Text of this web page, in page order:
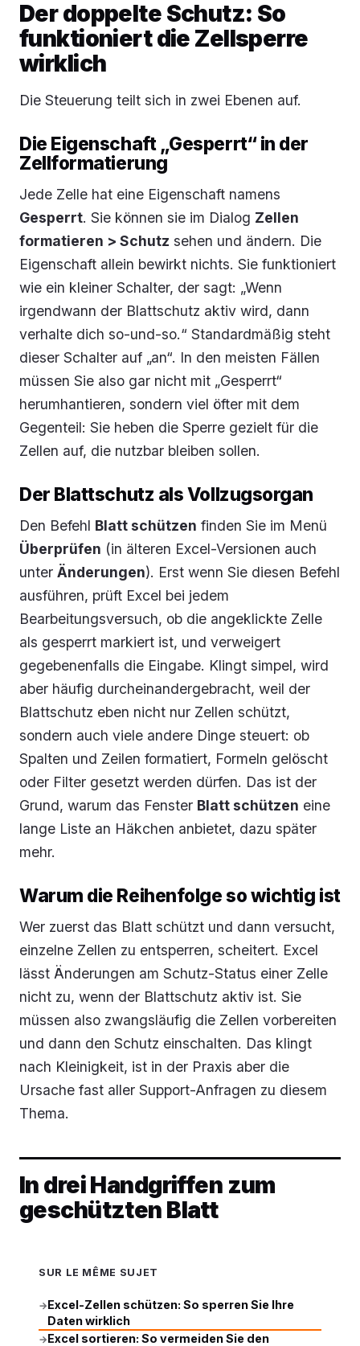
Der doppelte Schutz: So
funktioniert die Zellsperre
wirklich
Die Steuerung teilt sich in zwei Ebenen auf.
Die Eigenschaft „Gesperrt“ in der
Zellformatierung
Jede Zelle hat eine Eigenschaft namens
Gesperrt. Sie können sie im Dialog Zellen
formatieren > Schutz sehen und ändern. Die
Eigenschaft allein bewirkt nichts. Sie funktioniert
wie ein kleiner Schalter, der sagt: „Wenn
irgendwann der Blattschutz aktiv wird, dann
verhalte dich so-und-so.“ Standardmäßig steht
dieser Schalter auf „an“. In den meisten Fällen
müssen Sie also gar nicht mit „Gesperrt“
herumhantieren, sondern viel öfter mit dem
Gegenteil: Sie heben die Sperre gezielt für die
Zellen auf, die nutzbar bleiben sollen.
Der Blattschutz als Vollzugsorgan
Den Befehl Blatt schützen finden Sie im Menü
Überprüfen (in älteren Excel-Versionen auch
unter Änderungen). Erst wenn Sie diesen Befehl
ausführen, prüft Excel bei jedem
Bearbeitungsversuch, ob die angeklickte Zelle
als gesperrt markiert ist, und verweigert
gegebenenfalls die Eingabe. Klingt simpel, wird
aber häufig durcheinandergebracht, weil der
Blattschutz eben nicht nur Zellen schützt,
sondern auch viele andere Dinge steuert: ob
Spalten und Zeilen formatiert, Formeln gelöscht
oder Filter gesetzt werden dürfen. Das ist der
Grund, warum das Fenster Blatt schützen eine
lange Liste an Häkchen anbietet, dazu später
mehr.
Warum die Reihenfolge so wichtig ist
Wer zuerst das Blatt schützt und dann versucht,
einzelne Zellen zu entsperren, scheitert. Excel
lässt Änderungen am Schutz-Status einer Zelle
nicht zu, wenn der Blattschutz aktiv ist. Sie
müssen also zwangsläufig die Zellen vorbereiten
und dann den Schutz einschalten. Das klingt
nach Kleinigkeit, ist in der Praxis aber die
Ursache fast aller Support-Anfragen zu diesem
Thema.
In drei Handgriffen zum
geschützten Blatt
SUR LE MÊME SUJET
→Excel-Zellen schützen: So sperren Sie Ihre
Daten wirklich
→Excel sortieren: So vermeiden Sie den